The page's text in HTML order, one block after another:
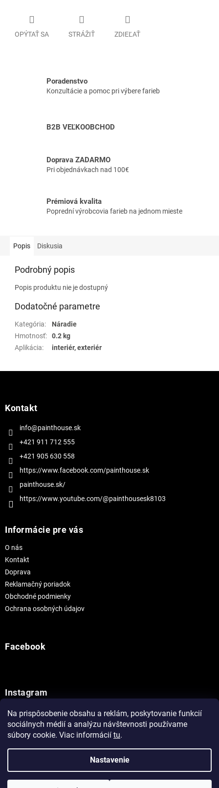
Na prispôsobenie obsahu a reklám, poskytovanie funkcií
sociálnych médií a analýzu návštevnosti používame
súbory cookie. Viac informácií tu.
Nastavenie
OPÝTAŤ SA STRÁŽIŤ ZDIEĽAŤ
Poradenstvo
Konzultácie a pomoc pri výbere farieb
B2B VEĽKOOBCHOD
Doprava ZADARMO
Pri objednávkach nad 100€
Prémiová kvalita
Poprední výrobcovia farieb na jednom mieste
Popis Diskusia
Podrobný popis
Popis produktu nie je dostupný
Dodatočné parametre
Kategória:
Náradie
Hmotnosť:
0.2 kg
Aplikácia: interiér, exteriér
Kontakt
info@painthouse.sk
+421 911 712 555
+421 905 630 558
https://www.facebook.com/painthouse.sk
painthouse.sk/
https://www.youtube.com/@painthousesk8103
Informácie pre vás
O nás
Kontakt
Doprava
Reklamačný poriadok
Obchodné podmienky
Ochrana osobných údajov
Facebook
Instagram
Sledovať na Instagrame
Copyright 2026Painthouse. Všetky práva vyhradené.Upraviť